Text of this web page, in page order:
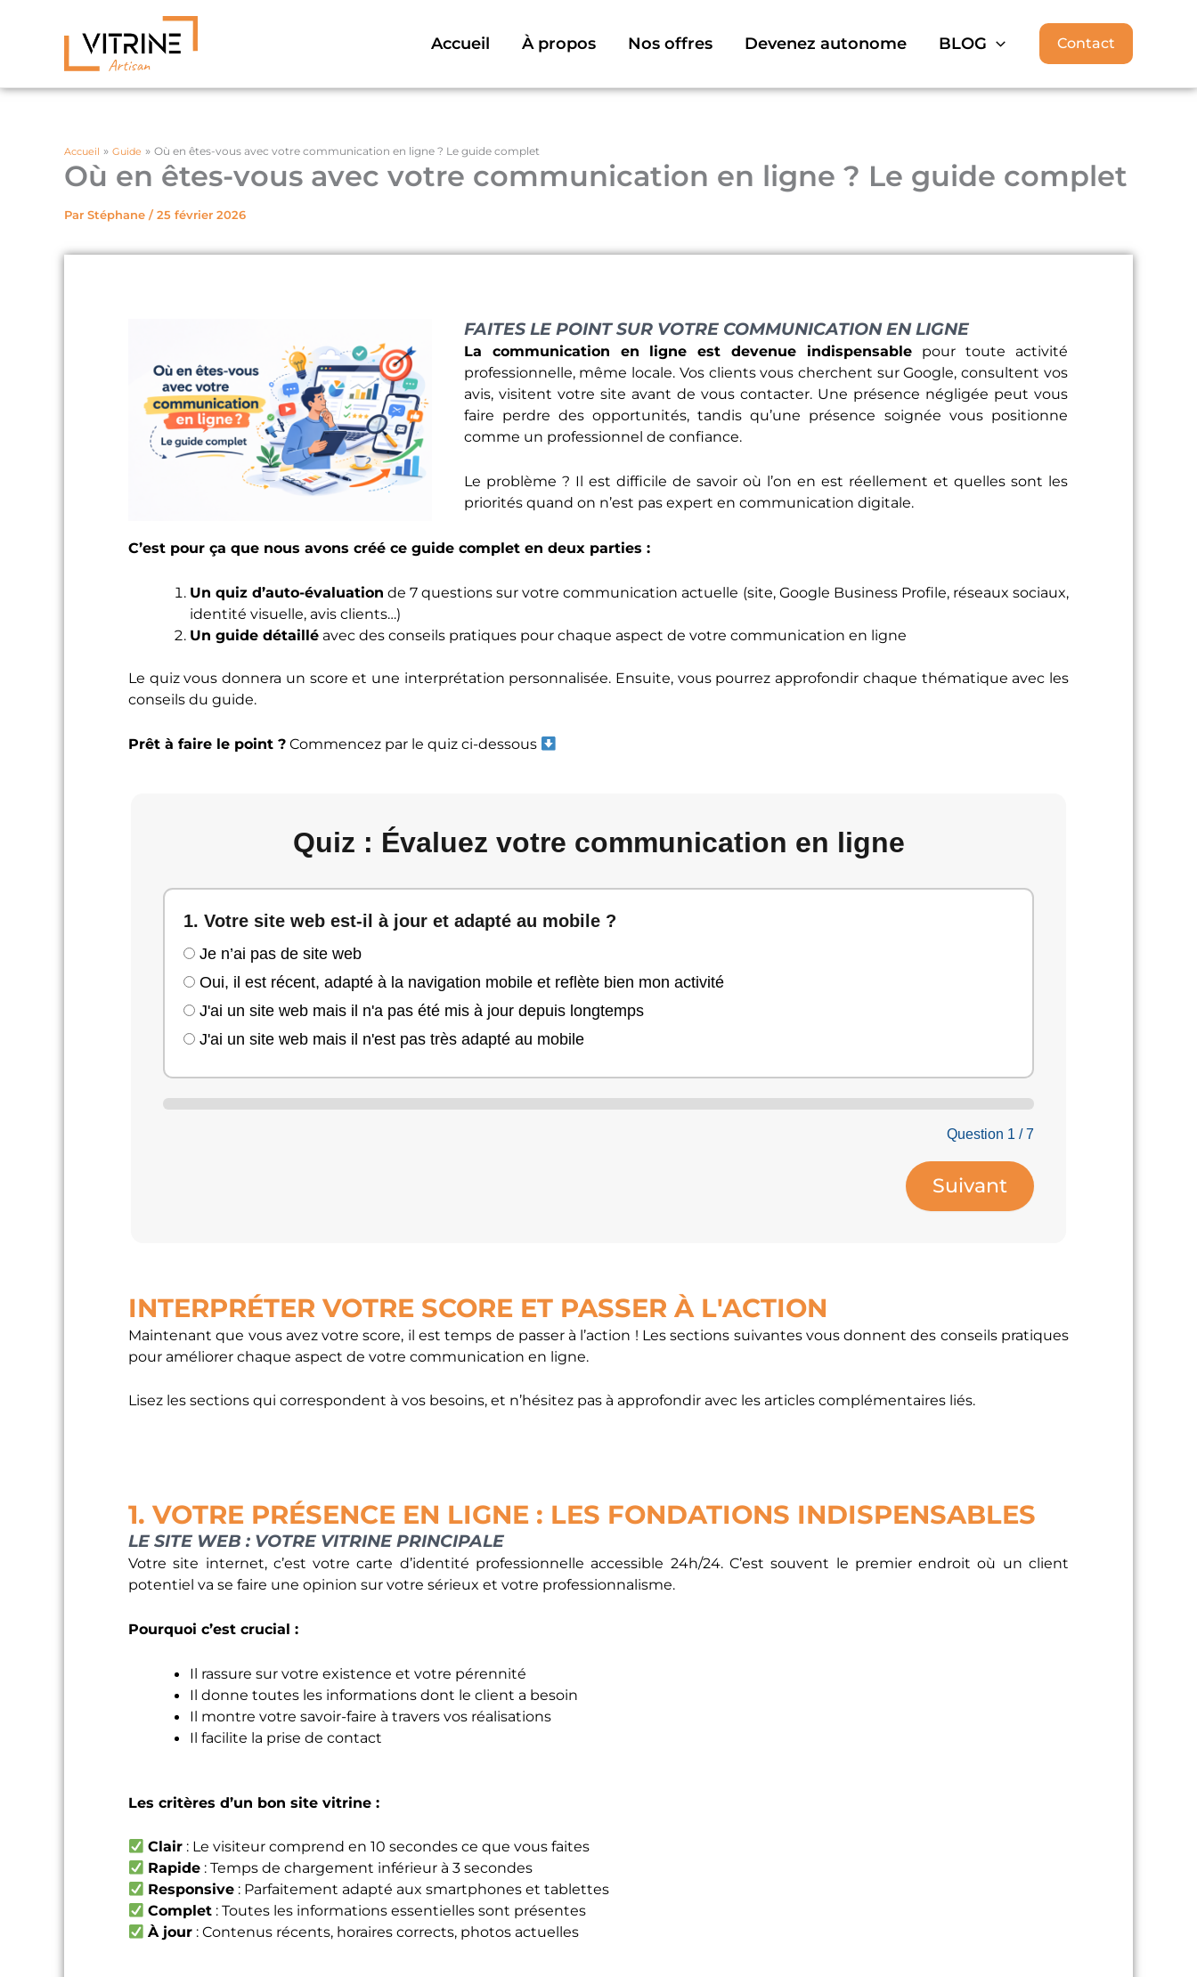
Accueil À propos Nos offres Devenez autonome BLOG Contact
Accueil Guide Où en êtes-vous avec votre communication en ligne ? Le guide complet
Où en êtes-vous avec votre communication en ligne ? Le guide complet
Par Stéphane /25 février 2026
FAITES LE POINT SUR VOTRE COMMUNICATION EN LIGNE
La communication en ligne est devenue indispensable pour toute activité
professionnelle, même locale. Vos clients vous cherchent sur Google, consultent vos
avis, visitent votre site avant de vous contacter. Une présence négligée peut vous
faire perdre des opportunités, tandis qu’une présence soignée vous positionne
comme un professionnel de confiance.
Le problème ? Il est difficile de savoir où l’on en est réellement et quelles sont les
priorités quand on n’est pas expert en communication digitale.
C’est pour ça que nous avons créé ce guide complet en deux parties :
Un quiz d’auto-évaluation de 7 questions sur votre communication actuelle (site, Google Business Profile, réseaux sociaux,
identité visuelle, avis clients…)
Un guide détailléavec des conseils pratiques pour chaque aspect de votre communication en ligne
Le quiz vous donnera un score et une interprétation personnalisée. Ensuite, vous pourrez approfondir chaque thématique avec les
conseils du guide.
Prêt à faire le point ? Commencez par le quiz ci-dessous
Quiz : Évaluez votre communication en ligne
1. Votre site web est-il à jour et adapté au mobile ?
Je n’ai pas de site web
Oui, il est récent, adapté à la navigation mobile et reflète bien mon activité
J'ai un site web mais il n'a pas été mis à jour depuis longtemps
J'ai un site web mais il n'est pas très adapté au mobile
Question 1 / 7
Suivant
INTERPRÉTER VOTRE SCORE ET PASSER À L'ACTION
Maintenant que vous avez votre score, il est temps de passer à l’action ! Les sections suivantes vous donnent des conseils pratiques
pour améliorer chaque aspect de votre communication en ligne.
Lisez les sections qui correspondent à vos besoins, et n’hésitez pas à approfondir avec les articles complémentaires liés.
1. VOTRE PRÉSENCE EN LIGNE : LES FONDATIONS INDISPENSABLES
LE SITE WEB : VOTRE VITRINE PRINCIPALE
Votre site internet, c’est votre carte d’identité professionnelle accessible 24h/24. C’est souvent le premier endroit où un client
potentiel va se faire une opinion sur votre sérieux et votre professionnalisme.
Pourquoi c’est crucial :
Il rassure sur votre existence et votre pérennité
Il donne toutes les informations dont le client a besoin
Il montre votre savoir-faire à travers vos réalisations
Il facilite la prise de contact
Les critères d’un bon site vitrine :
Clair : Le visiteur comprend en 10 secondes ce que vous faites
Rapide : Temps de chargement inférieur à 3 secondes
Responsive : Parfaitement adapté aux smartphones et tablettes
Complet : Toutes les informations essentielles sont présentes
À jour : Contenus récents, horaires corrects, photos actuelles